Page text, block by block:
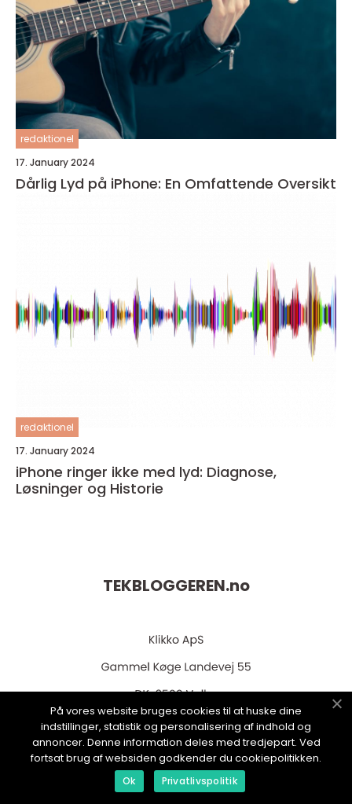
redaktionel
17. January 2024
Dårlig Lyd på iPhone: En Omfattende Oversikt
redaktionel
17. January 2024
iPhone ringer ikke med lyd: Diagnose,
Løsninger og Historie
TEKBLOGGEREN.no
web:www.klikko.dk
På vores website bruges cookies til at huske dine
indstillinger, statistik og personalisering af indhold og
annoncer. Denne information deles med tredjepart. Ved
fortsat brug af websiden godkender du cookiepolitikken.
Ok Privatlivspolitik